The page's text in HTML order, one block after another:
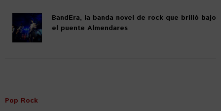
BandEra, la banda novel de rock que brilló bajo
el puente Almendares
Pop Rock